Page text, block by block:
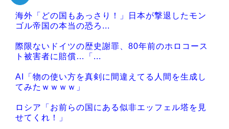
海外「どの国もあっさり！」日本が撃退したモン
ゴル帝国の本当の恐ろ...
際限ないドイツの歴史謝罪、80年前のホロコース
ト被害者に賠償…「...
AI「物の使い方を真剣に間違えてる人間を生成し
てみたｗｗｗｗ」
ロシア「お前らの国にある似非エッフェル塔を見
せてくれ！」